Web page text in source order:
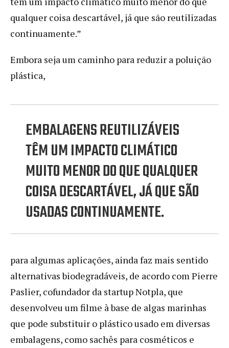
qualquer coisa descartável, já que são reutilizadas
continuamente.”
Embora seja um caminho para reduzir a poluição
plástica,
EMBALAGENS REUTILIZÁVEIS
TÊM UM IMPACTO CLIMÁTICO
MUITO MENOR DO QUE QUALQUER
COISA DESCARTÁVEL, JÁ QUE SÃO
USADAS CONTINUAMENTE.
para algumas aplicações, ainda faz mais sentido
alternativas biodegradáveis, de acordo com Pierre
Paslier, cofundador da startup Notpla, que
desenvolveu um filme à base de algas marinhas
que pode substituir o plástico usado em diversas
embalagens, como sachês para cosméticos e